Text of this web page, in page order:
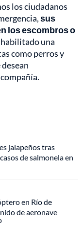
los ciudadanos
sus
los escombros o
habilitado una
como perros y
jalapeños tras
de salmonela en
en Río de
de aeronave